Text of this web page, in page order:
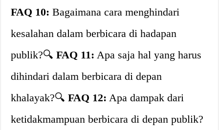
FAQ 10: Bagaimana cara menghindari
kesalahan dalam berbicara di hadapan
publik?🔍FAQ 11: Apa saja hal yang harus
dihindari dalam berbicara di depan
khalayak?🔍FAQ 12: Apa dampak dari
ketidakmampuan berbicara di depan publik?